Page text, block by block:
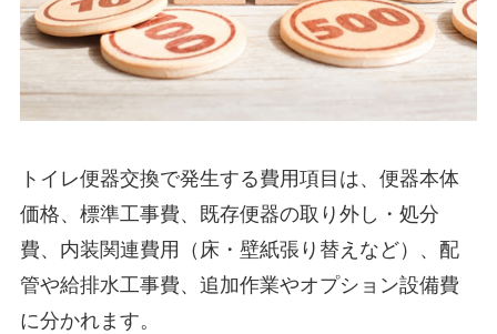
トイレ便器交換で発生する費用項目は、便器本体
価格、標準工事費、既存便器の取り外し・処分
費、内装関連費用（床・壁紙張り替えなど）、配
管や給排水工事費、追加作業やオプション設備費
に分かれます。